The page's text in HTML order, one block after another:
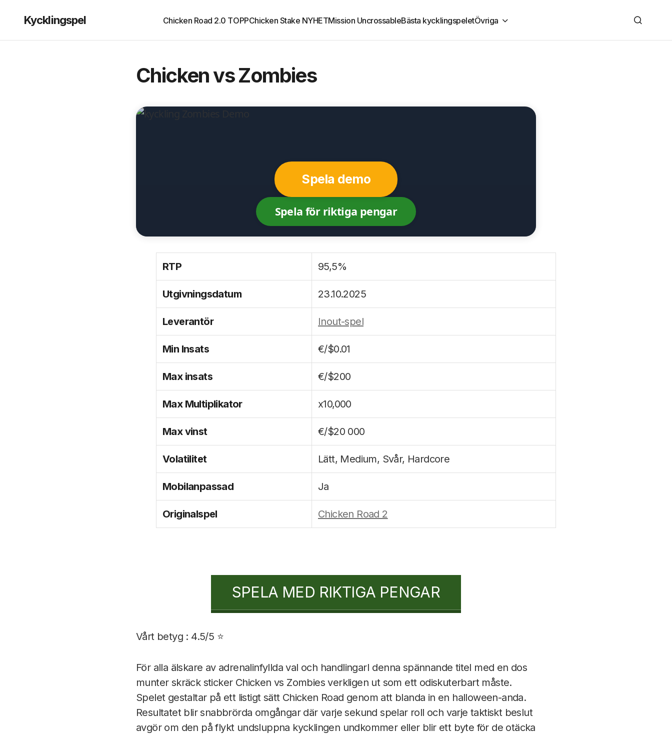
Kycklingspel Chicken Road 2.0 TOPPChicken Stake NYHETMission UncrossableBästa kycklingspeletÖvriga
Chicken vs Zombies
Spela demo
Spela för riktiga pengar
RTP 95,5%
Utgivningsdatum 23.10.2025
Leverantör Inout-spel
Min Insats €/$0.01
Max insats €/$200
Max Multiplikator x10,000
Max vinst €/$20 000
Volatilitet Lätt, Medium, Svår, Hardcore
Mobilanpassad Ja
Originalspel Chicken Road 2
SPELA MED RIKTIGA PENGAR
Vårt betyg : 4.5/5 ⭐
För alla älskare av adrenalinfyllda val och handlingarI denna spännande titel med en dos
munter skräck sticker Chicken vs Zombies verkligen ut som ett odiskuterbart måste.
Spelet gestaltar på ett listigt sätt Chicken Road genom att blanda in en halloween-anda.
Resultatet blir snabbrörda omgångar där varje sekund spelar roll och varje taktiskt beslut
avgör om den på flykt undsluppna kycklingen undkommer eller blir ett byte för de otäcka